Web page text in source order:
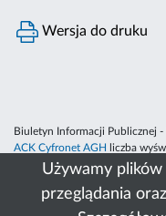
Używamy
przeglądania
Wersja do druku
Biuletyn Informacji Publicznej
ACK Cyfronet AGH
liczba